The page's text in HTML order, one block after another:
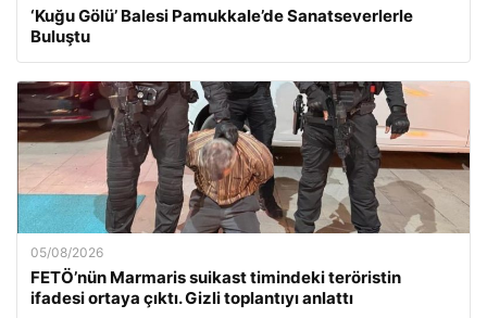
‘Kuğu Gölü’ Balesi Pamukkale’de Sanatseverlerle
Buluştu
05/08/2026
FETÖ’nün Marmaris suikast timindeki teröristin
ifadesi ortaya çıktı. Gizli toplantıyı anlattı